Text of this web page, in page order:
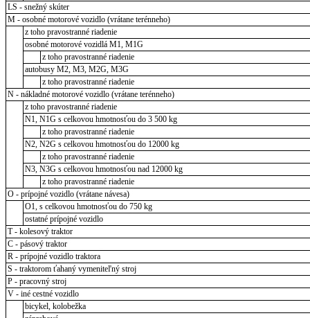
LS - snežný skúter
M - osobné motorové vozidlo (vrátane terénneho)
z toho pravostranné riadenie
osobné motorové vozidlá M1, M1G
z toho pravostranné riadenie
autobusy M2, M3, M2G, M3G
z toho pravostranné riadenie
N - nákladné motorové vozidlo (vrátane terénneho)
z toho pravostranné riadenie
N1, N1G s celkovou hmotnosťou do 3 500 kg
z toho pravostranné riadenie
N2, N2G s celkovou hmotnosťou do 12000 kg
z toho pravostranné riadenie
N3, N3G s celkovou hmotnosťou nad 12000 kg
z toho pravostranné riadenie
O - prípojné vozidlo (vrátane návesa)
O1, s celkovou hmotnosťou do 750 kg
ostatné prípojné vozidlo
T - kolesový traktor
C - pásový traktor
R - prípojné vozidlo traktora
S - traktorom ťahaný vymeniteľný stroj
P - pracovný stroj
V - iné cestné vozidlo
bicykel, kolobežka